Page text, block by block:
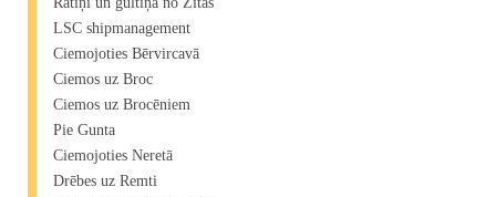
LSC shipmanagement
Ciemojoties Bērvircavā
Ciemos uz Broc
Ciemos uz Brocēniem
Pie Gunta
Ciemojoties Neretā
Drēbes uz Remti